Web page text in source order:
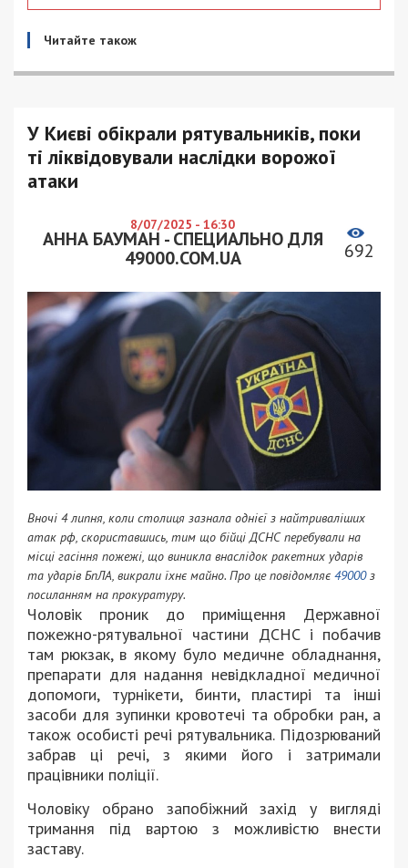
Читайте також
У Києві обікрали рятувальників, поки
ті ліквідовували наслідки ворожої
атаки
8/07/2025 - 16:30
АННА БАУМАН - СПЕЦИАЛЬНО ДЛЯ
49000.COM.UA
692
Вночі 4 липня, коли столиця зазнала однієї з найтриваліших
атак рф, скориставшись, тим що бійці ДСНС перебували на
місці гасіння пожежі, що виникла внаслідок ракетних ударів
та ударів БпЛА, викрали їхнє майно. Про це повідомляє 49000з
посиланням на прокуратуру.
Чоловік проник до приміщення Державної
пожежно-рятувальної частини ДСНС і побачив
там рюкзак, в якому було медичне обладнання,
препарати для надання невідкладної медичної
допомоги, турнікети, бинти, пластирі та інші
засоби для зупинки кровотечі та обробки ран, а
також особисті речі рятувальника. Підозрюваний
забрав ці речі, з якими його і затримали
працівники поліції.
Чоловіку обрано запобіжний захід у вигляді
тримання під вартою з можливістю внести
заставу.